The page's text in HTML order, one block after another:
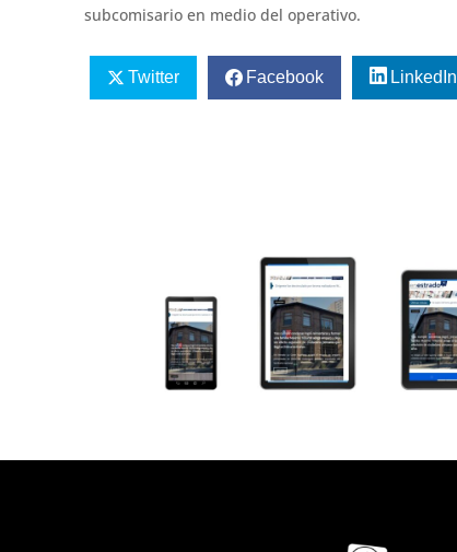
subcomisario en medio del operativo.
Twitter Facebook LinkedIn